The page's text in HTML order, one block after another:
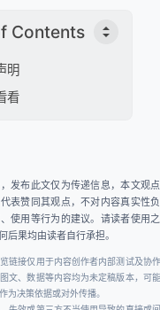
Contents
明
看
发布此文仅为传递信息，本文观
表赞同其观点，不对内容真实性
使用等行为的建议。请读者使用
后果均由读者自行承担。
链接仅用于内容创作者内部测试及协
文、数据等内容均为未定稿版本，可
为决策依据或对外传播。